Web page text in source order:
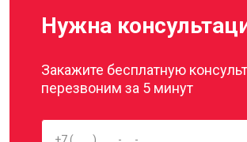
Нужна
Закажите бесплатную
перезвоним за 5 минут